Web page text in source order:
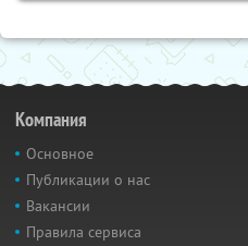
Компания
Основное
Публикации о нас
Вакансии
Правила сервиса